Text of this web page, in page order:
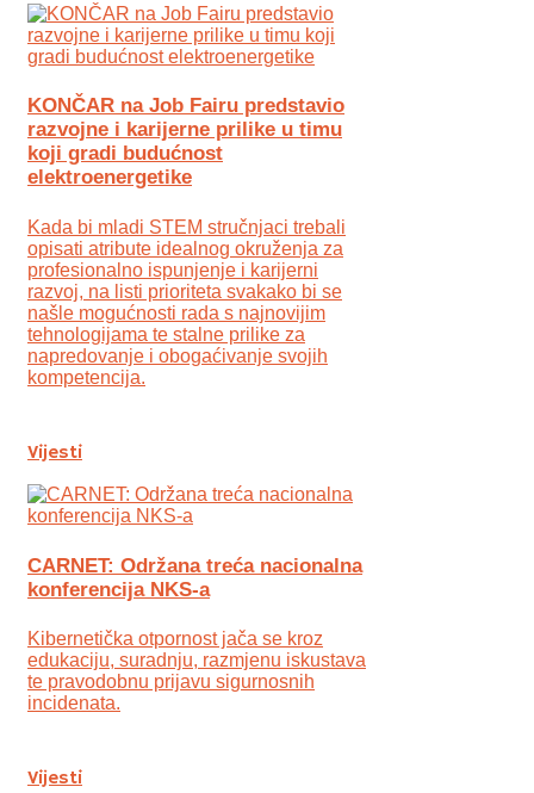
KONČAR na Job Fairu predstavio
razvojne i karijerne prilike u timu
koji gradi budućnost
elektroenergetike
Kada bi mladi STEM stručnjaci trebali
opisati atribute idealnog okruženja za
profesionalno ispunjenje i karijerni
razvoj, na listi prioriteta svakako bi se
našle mogućnosti rada s najnovijim
tehnologijama te stalne prilike za
napredovanje i obogaćivanje svojih
kompetencija.
Vijesti
CARNET: Održana treća nacionalna
konferencija NKS-a
Kibernetička otpornost jača se kroz
edukaciju, suradnju, razmjenu iskustava
te pravodobnu prijavu sigurnosnih
incidenata.
Vijesti